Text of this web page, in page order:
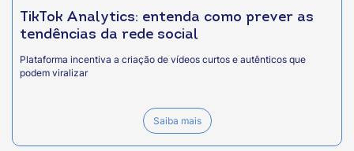
TikTok Analytics: entenda como prever as
tendências da rede social
Plataforma incentiva a criação de vídeos curtos e autênticos que
podem viralizar
Saiba mais